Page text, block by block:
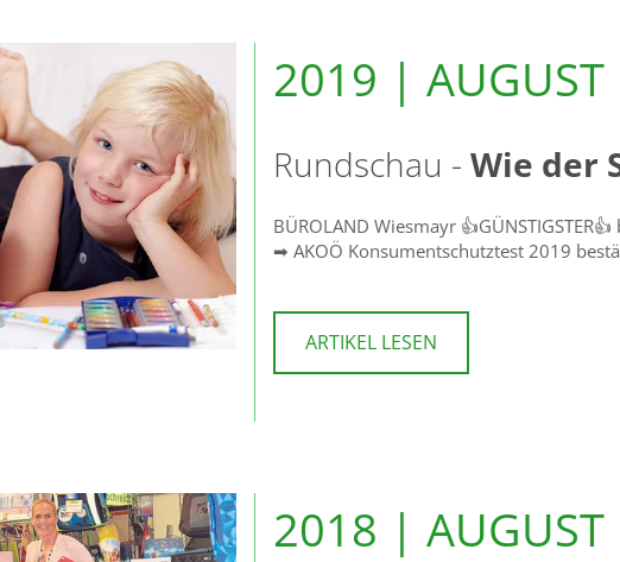
2019 | AUGUST
Rundschau - Wie der
BÜROLAND Wiesmayr
➡ AKOÖ Konsumentschutztest 2019
ARTIKEL LESEN
2018 | AUGUST